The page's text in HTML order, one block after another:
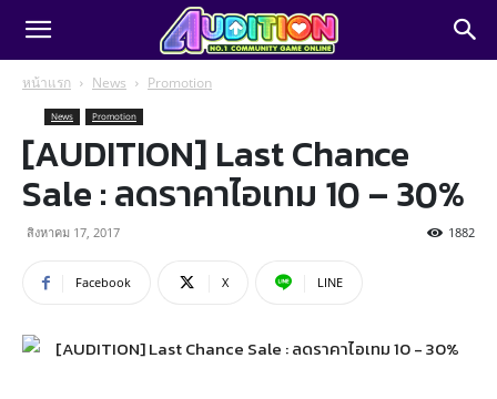
หน้าแรก News Promotion
News Promotion
[AUDITION] Last Chance
Sale : ลดราคาไอเทม 10 – 30%
สิงหาคม 17, 2017 1882
Facebook X LINE